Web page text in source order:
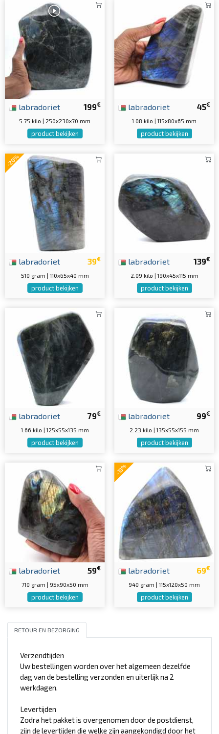
199€
labradoriet
5.75 kilo | 250x230x70 mm
product bekijken
45€
labradoriet
1.08 kilo | 115x80x65 mm
product bekijken
-20%
39€
labradoriet
510 gram | 110x65x40 mm
product bekijken
139€
labradoriet
2.09 kilo | 190x45x115 mm
product bekijken
79€
labradoriet
1.66 kilo | 125x55x135 mm
product bekijken
99€
labradoriet
2.23 kilo | 135x55x155 mm
product bekijken
59€
labradoriet
710 gram | 95x90x50 mm
product bekijken
-13%
69€
labradoriet
940 gram | 115x120x50 mm
product bekijken
RETOUR EN BEZORGING
Verzendtijden
Uw bestellingen worden over het algemeen dezelfde
dag van de bestelling verzonden en uiterlijk na 2
werkdagen.
Levertijden
Zodra het pakket is overgenomen door de postdienst,
zijn de levertijden die welke zijn aangekondigd door het